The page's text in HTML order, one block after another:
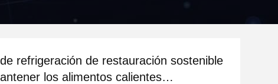
refrigeración de restauración sostenible
los alimentos calientes